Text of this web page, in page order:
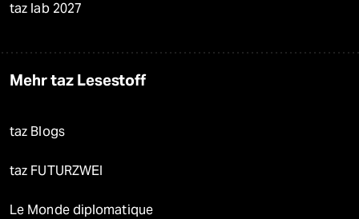
taz lab 2027
Mehr taz Lesestoff
taz Blogs
taz FUTURZWEI
Le Monde diplomatique